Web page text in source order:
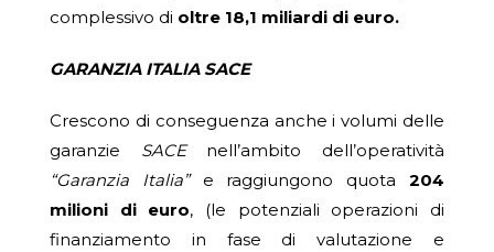
complessivo di oltre 18,1 miliardi di euro.
GARANZIA ITALIA SACE
Crescono di conseguenza anche i volumi delle
garanzie SACEnell’ambito dell’operatività
“Garanzia Italia”e raggiungono quota204
milioni di euro, (le potenziali operazioni di
finanziamento in fase di valutazione e